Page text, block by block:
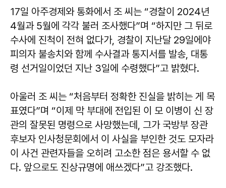
17일 아주경제와 통화에서 조 씨는 “경찰이 2024년
4월과 5월에 각각 불러 조사했다”며 “하지만 그 뒤로
수사에 진척이 전혀 없다가, 경찰이 지난달 29일에야
피의자 불송치와 함께 수사결과 통지서를 발송, 대통
령 선거일이었던 지난 3일에 수령했다”고 밝혔다.
아울러 조 씨는 “처음부터 정확한 진실을 밝히는 게 목
표였다”며 “이제 막 부대에 전입된 이 모 이병이 신 장
관의 잘못된 명령으로 사망했는데, 그가 국방부 장관
후보자 인사청문회에서 이 사실을 부인한 것도 모자라
이 사건 관련자들을 오히려 고소한 점은 용서할 수 없
다. 앞으로도 진상규명에 애쓰겠다”고 강조했다.